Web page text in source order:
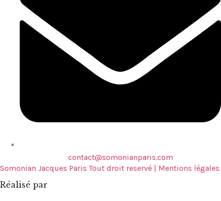
contact@somonianparis.com
Somonian Jacques Paris Tout droit reservé | Mentions légales
Réalisé par